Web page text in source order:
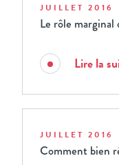
JUILLET 2016
Le rôle marginal
Lire la
JUILLET 2016
Comment bien